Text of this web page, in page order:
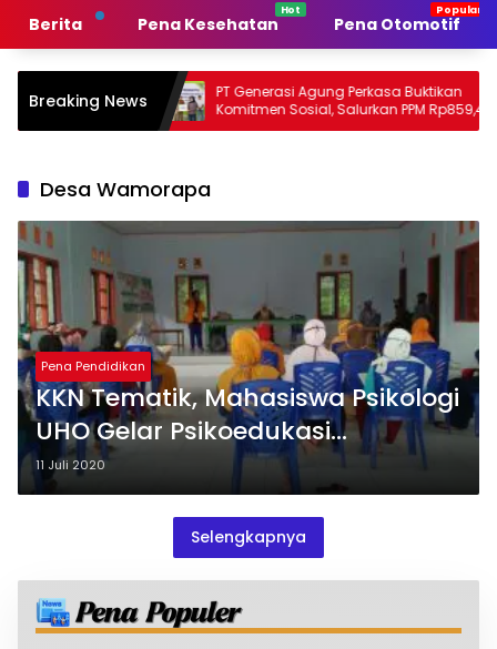
Berita Pena Kesehatan Pena Otomotif
Breaking NewsPT Generasi Agung Perkasa Buktikan
Komitmen Sosial, Salurkan PPM Rp859,4
Juta untuk Masyarakat Lingkar
Desa Wamorapa
Pena Pendidikan
KKN Tematik, Mahasiswa Psikologi
UHO Gelar Psikoedukasi
Penanganan dan Pencegahan
Covid-19
11 Juli 2020
Selengkapnya